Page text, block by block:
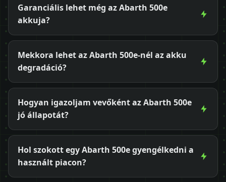
Garanciális lehet még az Abarth 500e
akkuja?
Mekkora lehet az Abarth 500e-nél az akku
degradáció?
Hogyan igazoljam vevőként az Abarth 500e
jó állapotát?
Hol szokott egy Abarth 500e gyengélkedni a
használt piacon?